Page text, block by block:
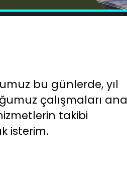
bu günlerde, yıl
çalışmaları ana
takibi
isterim.